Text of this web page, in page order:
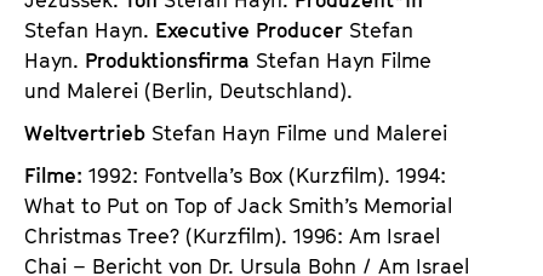
Stefan Hayn. Executive Producer Stefan
Hayn. Produktionsfirma Stefan Hayn Filme
und Malerei (Berlin, Deutschland).
Weltvertrieb Stefan Hayn Filme und Malerei
Filme: 1992: Fontvella’s Box (Kurzfilm). 1994:
What to Put on Top of Jack Smith’s Memorial
Christmas Tree? (Kurzfilm). 1996: Am Israel
Chai – Bericht von Dr. Ursula Bohn / Am Israel